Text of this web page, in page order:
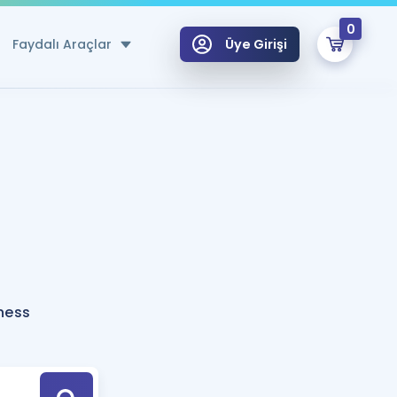
Faydalı Araçlar
Hesaplama Aracı
için Öneriler
Tek Takvimde
Üye Girişi
0
Hoca ile seni sınava hazırlayacak onlarca eğitim seni bekliyor!